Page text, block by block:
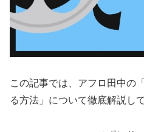
この記事では、アフロ田中の
る方法」について徹底解説し